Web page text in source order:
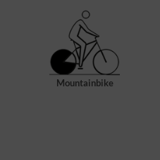
Mountainbike